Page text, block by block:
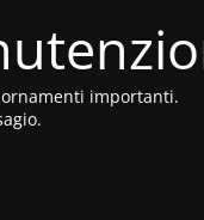
importanti.